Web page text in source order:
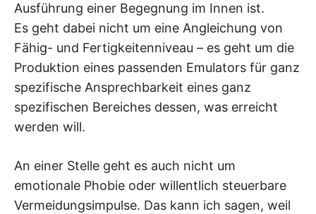
Ausführung einer Begegnung im Innen ist.
Es geht dabei nicht um eine Angleichung von
Fähig- und Fertigkeitenniveau – es geht um die
Produktion eines passenden Emulators für ganz
spezifische Ansprechbarkeit eines ganz
spezifischen Bereiches dessen, was erreicht
werden will.
An einer Stelle geht es auch nicht um
emotionale Phobie oder willentlich steuerbare
Vermeidungsimpulse. Das kann ich sagen, weil